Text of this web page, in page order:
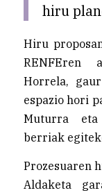
hiru
Hiru
RENFEren
Horrela,
espazio hori
Muturra
berriak
Prozesuaren
Aldaketa